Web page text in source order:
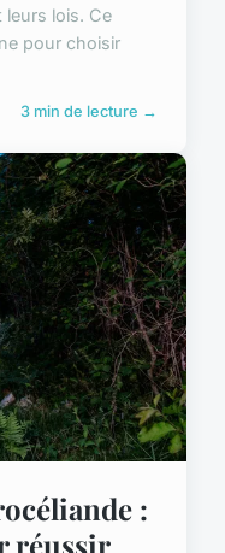
leurs lois. Ce
pour choisir
3 min de lecture →
:
réussir